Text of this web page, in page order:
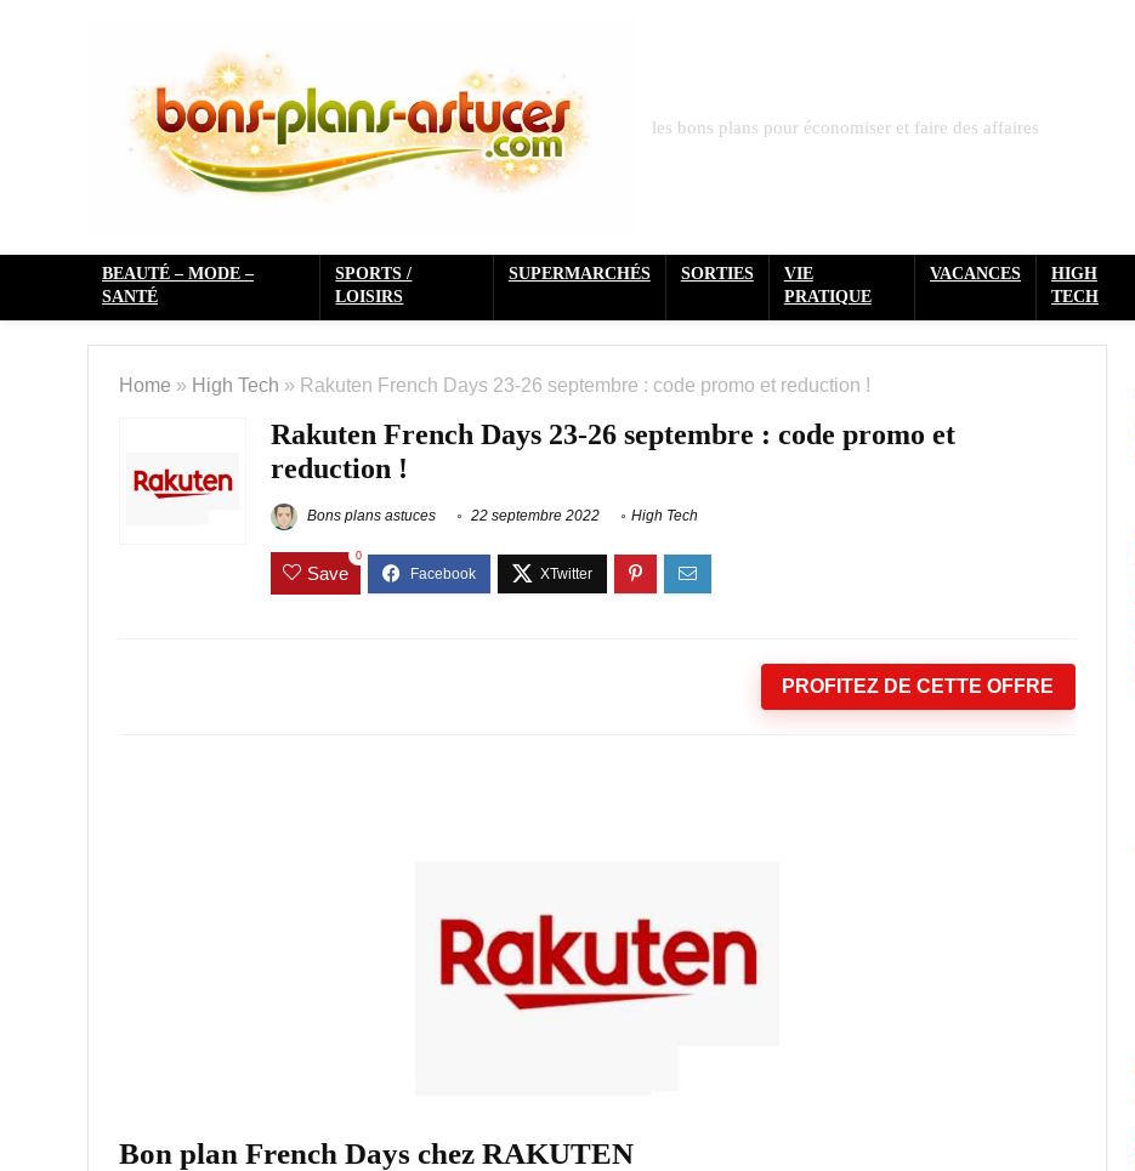
les bons plans pour économiser et faire des affaires
BEAUTÉ – MODE –
SANTÉ
SPORTS /
LOISIRS
SUPERMARCHÉS SORTIES
VIE
PRATIQUE
VACANCES
HIGH
TECH
Home » High Tech » Rakuten French Days 23-26 septembre : code promo et reduction !
Rakuten French Days 23-26 septembre : code promo et
reduction !
Bons plans astuces 22 septembre 2022 High Tech
Save
0
PROFITEZ DE CETTE OFFRE
Bon plan French Days chez RAKUTEN